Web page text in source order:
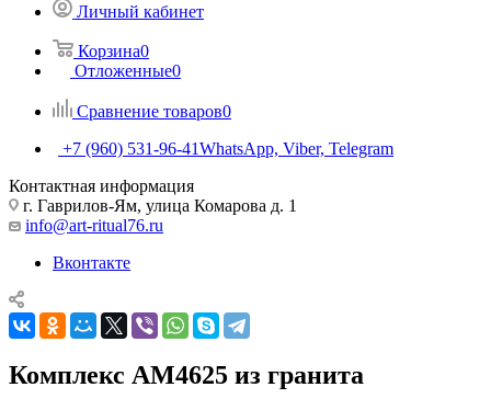
Личный кабинет
Корзина0
Отложенные0
Сравнение товаров0
+7 (960) 531-96-41WhatsApp, Viber, Telegram
Контактная информация
г. Гаврилов-Ям, улица Комарова д. 1
info@art-ritual76.ru
Вконтакте
Комплекс AM4625 из гранита